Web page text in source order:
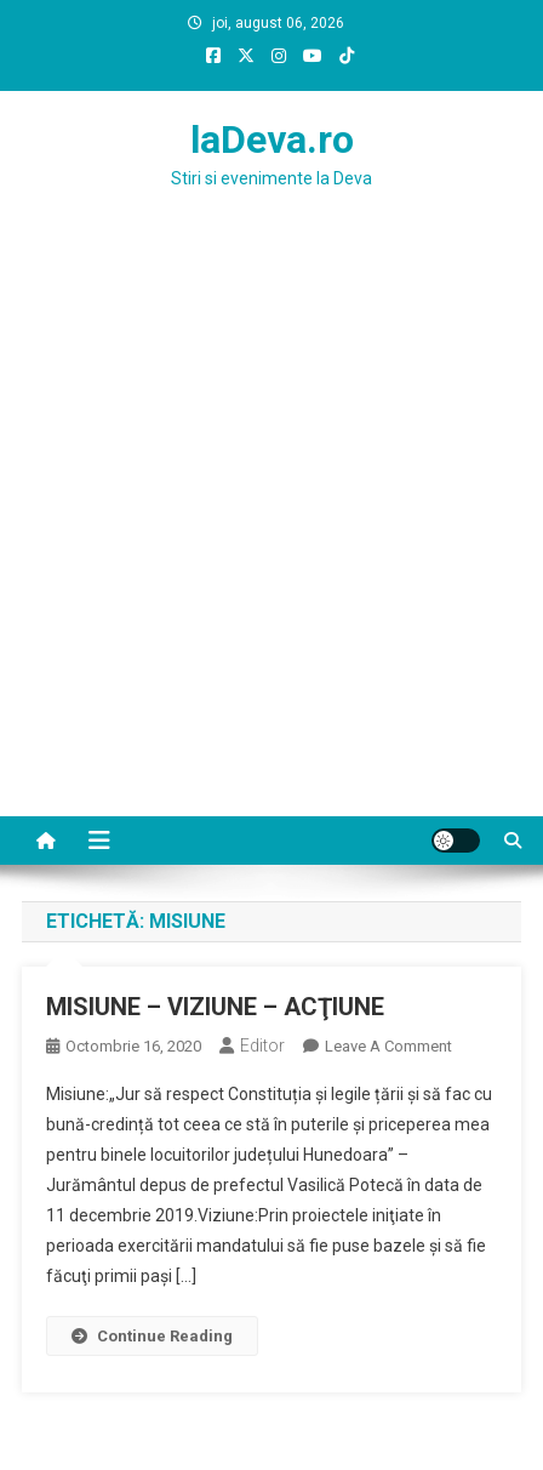
joi, august 06, 2026
laDeva.ro
Stiri si evenimente la Deva
ETICHETĂ: MISIUNE
MISIUNE – VIZIUNE – ACŢIUNE
Octombrie 16, 2020 Editor Leave A CommentOn
–
VIZIUNE
ACŢIUNE
Misiune:„Jur să respect Constituția și legile țării și să fac cu
bună-credință tot ceea ce stă în puterile și priceperea mea
pentru binele locuitorilor județului Hunedoara” –
Jurământul depus de prefectul Vasilică Potecă în data de
11 decembrie 2019.Viziune:Prin proiectele iniţiate în
perioada exercitării mandatului să fie puse bazele şi să fie
făcuţi primii paşi […]
Continue Reading